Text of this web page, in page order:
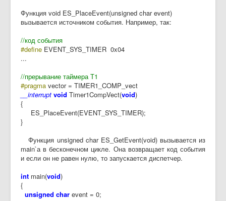
Функция void ES_PlaceEvent(unsigned char event)
вызывается источником события. Например, так:
//код события
#define EVENT_SYS_TIMER 0x04
...
//прерывание таймера Т1
#pragma vector = TIMER1_COMP_vect
__interrupt void Timer1CompVect(void)
{
ES_PlaceEvent(EVENT_SYS_TIMER);
}
Функция unsigned char ES_GetEvent(void) вызывается из
main`а в бесконечном цикле. Она возвращает код события
и если он не равен нулю, то запускается диспетчер.
int main(void)
{
unsigned char event = 0;